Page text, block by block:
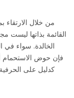
من خلال الارتقاء
القائمة بذاتها ليست
الخالدة. سواء في
فإن حوض الاستحمام
كدليل على